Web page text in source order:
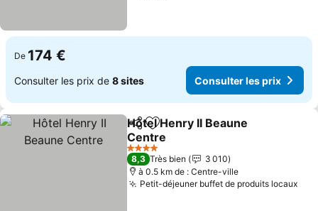
De 174 €
Consulter les prix de 8 sites Consulter les prix
PartagerAjouter à mes favoris
Hôtel Henry II Beaune
Centre
Consulter les prix
4 Étoiles
8,3 Très bien
3 010
à 0.5 km de : Centre-ville
Petit-déjeuner buffet de produits locaux